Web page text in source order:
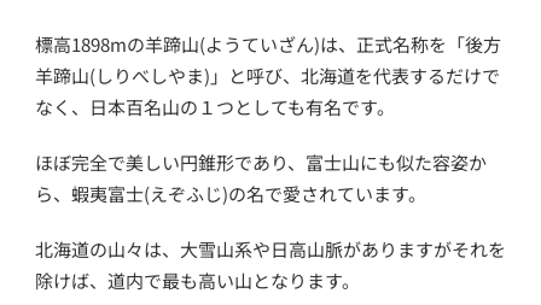
標高1898mの羊蹄山(ようていざん)は、正式名称を「後方
羊蹄山(しりべしやま)」と呼び、北海道を代表するだけで
なく、日本百名山の１つとしても有名です。
ほぼ完全で美しい円錐形であり、富士山にも似た容姿か
ら、蝦夷富士(えぞふじ)の名で愛されています。
北海道の山々は、大雪山系や日高山脈がありますがそれを
除けば、道内で最も高い山となります。